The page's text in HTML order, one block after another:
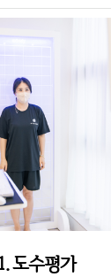
도수평가